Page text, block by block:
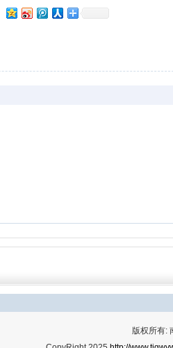
版权所有: